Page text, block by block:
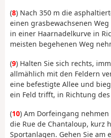
(8) Nach 350 m die
einen grasbewachsenen
in einer Haarnadelkurve in
meisten begehenen Weg
(9) Halten Sie sich rechts,
allmählich mit den Feldern
eine befestigte Allee und
ein Feld trifft, in Richtung
(10) Am Dorfeingang
die Rue de Chantaloup, kurz
Sportanlagen. Gehen Sie am